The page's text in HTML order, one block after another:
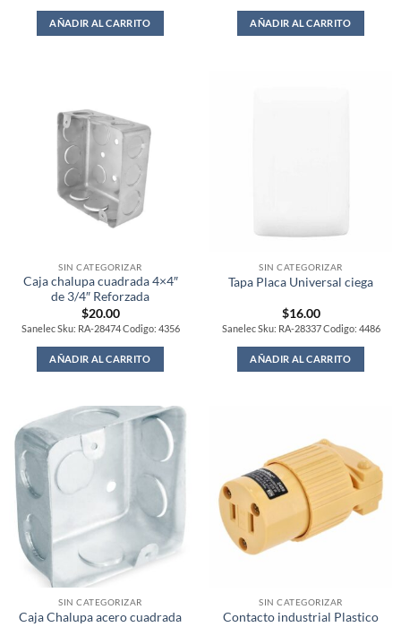
AÑADIR AL CARRITO AÑADIR AL CARRITO
SIN CATEGORIZAR
Caja chalupa cuadrada 4×4″
de 3/4″ Reforzada
$20.00
Sanelec Sku: RA-28474 Codigo: 4356
AÑADIR AL CARRITO
SIN CATEGORIZAR
Tapa Placa Universal ciega
$16.00
Sanelec Sku: RA-28337 Codigo: 4486
AÑADIR AL CARRITO
SIN CATEGORIZAR
Caja Chalupa acero cuadrada
SIN CATEGORIZAR
Contacto industrial Plastico